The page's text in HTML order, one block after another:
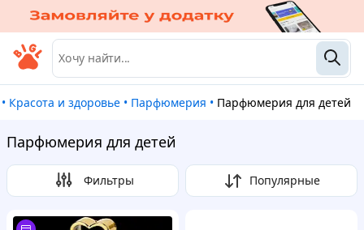
• Красота и здоровье • Парфюмерия • Парфюмерия для детей
Парфюмерия для детей
Фильтры Популярные